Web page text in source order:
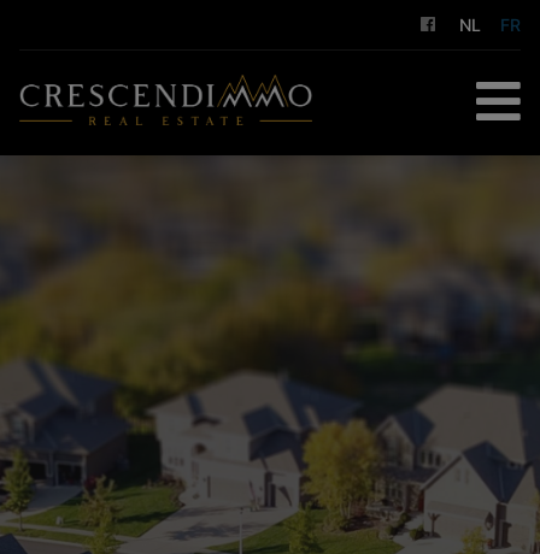
NL FR
NOS SERVICES
A PROPOS DE NOUS
CONTACT
ESTIMATION GRATUITE